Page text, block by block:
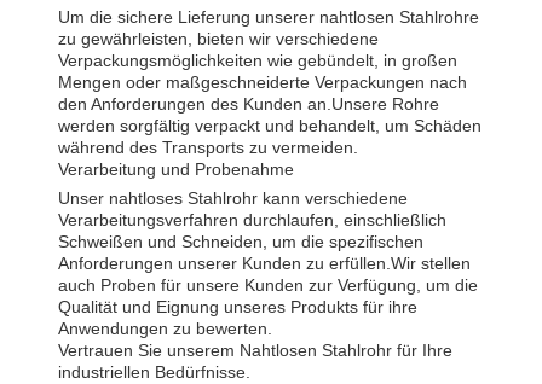
Um die sichere Lieferung unserer nahtlosen Stahlrohre
zu gewährleisten, bieten wir verschiedene
Verpackungsmöglichkeiten wie gebündelt, in großen
Mengen oder maßgeschneiderte Verpackungen nach
den Anforderungen des Kunden an.Unsere Rohre
werden sorgfältig verpackt und behandelt, um Schäden
während des Transports zu vermeiden.
Verarbeitung und Probenahme
Unser nahtloses Stahlrohr kann verschiedene
Verarbeitungsverfahren durchlaufen, einschließlich
Schweißen und Schneiden, um die spezifischen
Anforderungen unserer Kunden zu erfüllen.Wir stellen
auch Proben für unsere Kunden zur Verfügung, um die
Qualität und Eignung unseres Produkts für ihre
Anwendungen zu bewerten.
Vertrauen Sie unserem Nahtlosen Stahlrohr für Ihre
industriellen Bedürfnisse.